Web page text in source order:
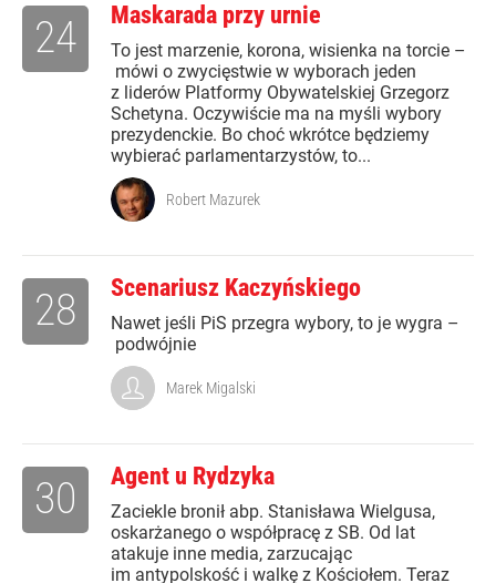
Maskarada przy urnie
To jest marzenie, korona, wisienka na torcie –
mówi o zwycięstwie w wyborach jeden
z liderów Platformy Obywatelskiej Grzegorz
Schetyna. Oczywiście ma na myśli wybory
prezydenckie. Bo choć wkrótce będziemy
wybierać parlamentarzystów, to...
24
Robert Mazurek
Scenariusz Kaczyńskiego
Nawet jeśli PiS przegra wybory, to je wygra –
podwójnie
28
Marek Migalski
Agent u Rydzyka
Zaciekle bronił abp. Stanisława Wielgusa,
oskarżanego o współpracę z SB. Od lat
atakuje inne media, zarzucając
im antypolskość i walkę z Kościołem. Teraz
30